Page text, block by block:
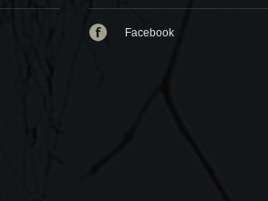
Facebook